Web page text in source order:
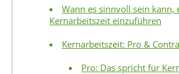
Wann es sinnvoll sein kann,
Kernarbeitszeit einzuführen
Kernarbeitszeit: Pro & Contra
Pro: Das spricht für